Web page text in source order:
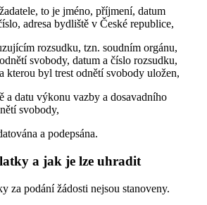
to je jméno, příjmení, datum
adresa bydliště v České republice,
rozsudku, tzn. soudním orgánu,
svobody, datum a číslo rozsudku,
kterou byl trest odnětí svobody uložen,
a datu výkonu vazby a dosavadního
svobody,
a podepsána.
a jak je lze uhradit
za podání žádosti nejsou stanoveny.